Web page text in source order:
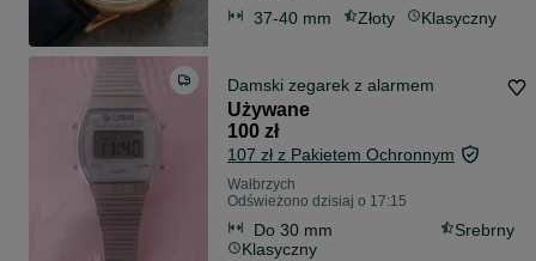
37-40 mm Złoty Klasyczny
Damski zegarek z alarmem
Używane
100 zł
107 zł z Pakietem Ochronnym
Wałbrzych
Odświeżono dzisiaj o 17:15
Do 30 mm
Srebrny
Klasyczny